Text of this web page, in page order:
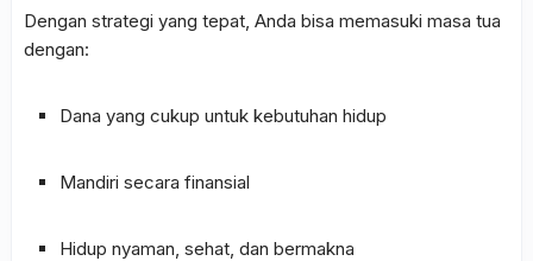
Dengan strategi yang tepat, Anda bisa memasuki masa tua
dengan:
Dana yang cukup untuk kebutuhan hidup
Mandiri secara finansial
Hidup nyaman, sehat, dan bermakna